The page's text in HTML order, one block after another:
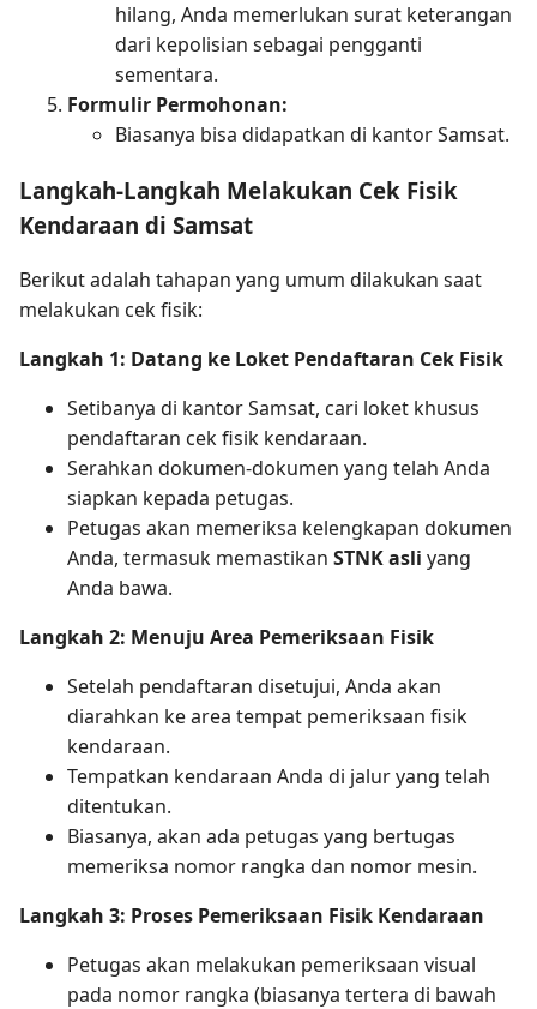
hilang, Anda memerlukan surat keterangan
dari kepolisian sebagai pengganti
sementara.
Formulir Permohonan:
Biasanya bisa didapatkan di kantor Samsat.
Langkah-Langkah Melakukan Cek Fisik
Kendaraan di Samsat
Berikut adalah tahapan yang umum dilakukan saat
melakukan cek fisik:
Langkah 1: Datang ke Loket Pendaftaran Cek Fisik
Setibanya di kantor Samsat, cari loket khusus
pendaftaran cek fisik kendaraan.
Serahkan dokumen-dokumen yang telah Anda
siapkan kepada petugas.
Petugas akan memeriksa kelengkapan dokumen
Anda, termasuk memastikan STNK asli yang
Anda bawa.
Langkah 2: Menuju Area Pemeriksaan Fisik
Setelah pendaftaran disetujui, Anda akan
diarahkan ke area tempat pemeriksaan fisik
kendaraan.
Tempatkan kendaraan Anda di jalur yang telah
ditentukan.
Biasanya, akan ada petugas yang bertugas
memeriksa nomor rangka dan nomor mesin.
Langkah 3: Proses Pemeriksaan Fisik Kendaraan
Petugas akan melakukan pemeriksaan visual
pada nomor rangka (biasanya tertera di bawah